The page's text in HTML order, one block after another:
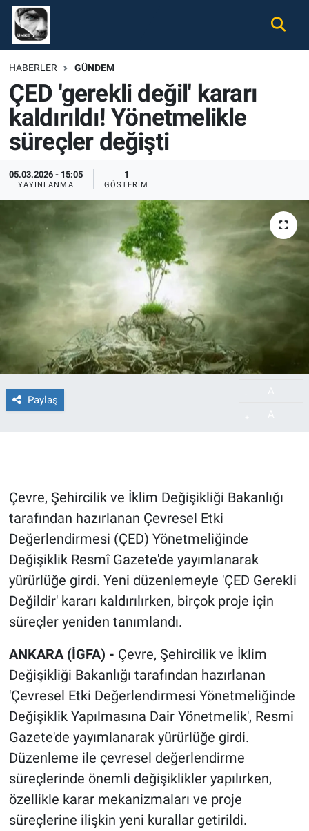
HABERLER GÜNDEM
ÇED 'gerekli değil' kararı
kaldırıldı! Yönetmelikle
süreçler değişti
05.03.2026 - 15:05
YAYINLANMA
1
GÖSTERIM
Paylaş
Çevre, Şehircilik ve İklim Değişikliği Bakanlığı
tarafından hazırlanan Çevresel Etki
Değerlendirmesi (ÇED) Yönetmeliğinde
Değişiklik Resmî Gazete'de yayımlanarak
yürürlüğe girdi. Yeni düzenlemeyle 'ÇED Gerekli
Değildir' kararı kaldırılırken, birçok proje için
süreçler yeniden tanımlandı.
ANKARA (İGFA) - Çevre, Şehircilik ve İklim
Değişikliği Bakanlığı tarafından hazırlanan
'Çevresel Etki Değerlendirmesi Yönetmeliğinde
Değişiklik Yapılmasına Dair Yönetmelik', Resmi
Gazete'de yayımlanarak yürürlüğe girdi.
Düzenleme ile çevresel değerlendirme
süreçlerinde önemli değişiklikler yapılırken,
özellikle karar mekanizmaları ve proje
süreçlerine ilişkin yeni kurallar getirildi.
Gündem
Ekonomi
Spor
Magazin
Tüm Haberler
İletişim
Nöbetçi Eczaneler
Hava Durumu
Namaz Vakitleri
Trafik Durumu
Süper Lig Puan Durumu ve Fikstür
Tüm Manşetler
Son Dakika Haberleri
Haber Arşivi